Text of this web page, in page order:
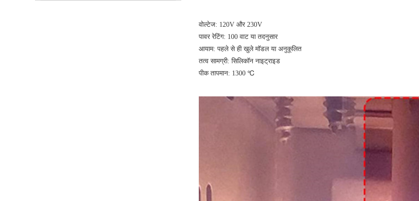
वोल्टेज: 120V और 230V
पावर रेटिंग: 100 वाट या तदनुसार
आयाम: पहले से ही खुले मॉडल या अनुकूलित
तत्व सामग्री: सिलिकॉन नाइट्राइड
पीक तापमान: 1300 ℃